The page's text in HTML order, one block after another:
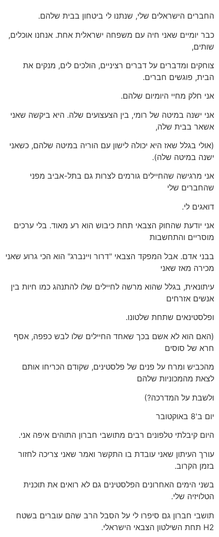
החברים הישראלים שלי, שנתנו לי ביטחון בבית שלהם.
כבר יומיים שאני חיה עם משפחה ישראלית אחת. אנחנו אוכלים,
שותים,
צוחקים ומדברים על דברים רציניים, הולכים לים, מנקים את
הבית, פוגשים חברים.
אני חלק מחיי היומיום שלהם.
אני ישנה במיטה של רומי, בין הצעצועים שלה. היא ביקשה שאני
אשאר בבית שלה,
(אולי בגלל שאז היא יכולה לישון עם הוריה במיטה שלהם, כשאני
ישנה במיטה שלה).
אני מרגישה שהחיילים גורמים לצרות גם בתל-אביב מפני
שהחברים שלי
דואגים לי.
אני יודעת שהחוק הצבאי תחת כיבוש הוא רע מאוד. בלי ערכים
מוסריים והתחשבות
בבני אדם. אבל המפקד הצבאי "דרור ויינברג" הוא הכי גרוע שאני
מכירה מאז שאני
עיתונאית, בגלל שהוא מרשה לחיילים שלו להתנהג כמו חיות בין
אנשים אזרחים
ופלסטינאים שתחת שלטונו.
(האם הוא לא אשם בכך שאחד החיילים שלו לבש כפפה, אסף
חרא של סוסים
מהכביש ומרח על פנים של פלסטינים, שקודם הכריחו אותם
לצאת מהמכוניות שלהם
ולשבת על המדרכה?)
יום ב'8 באוקטובר
היום קיבלתי טלפונים רבים מתושבי חברון התוהים איפה אני.
עורך העיתון שאני עובדת בו התקשר ואמר שאני צריכה לחזור
בזמן הקרוב.
בשני הימים האחרונים הפלסטינים גם לא רואים את תוכנית
הטלויזיה שלי.
תושבי חברון גם סיפרו לי על הסבל הרב שהם עוברים בשטח
H2 תחת השילטון הצבאי הישראלי.